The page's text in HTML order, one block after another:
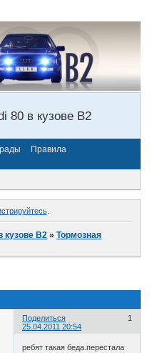
80 в кузове В2
Правила
.
кузове В2 »Тормозная
Поделиться
1
25.04.2011 20:54
ребят такая беда.перестала